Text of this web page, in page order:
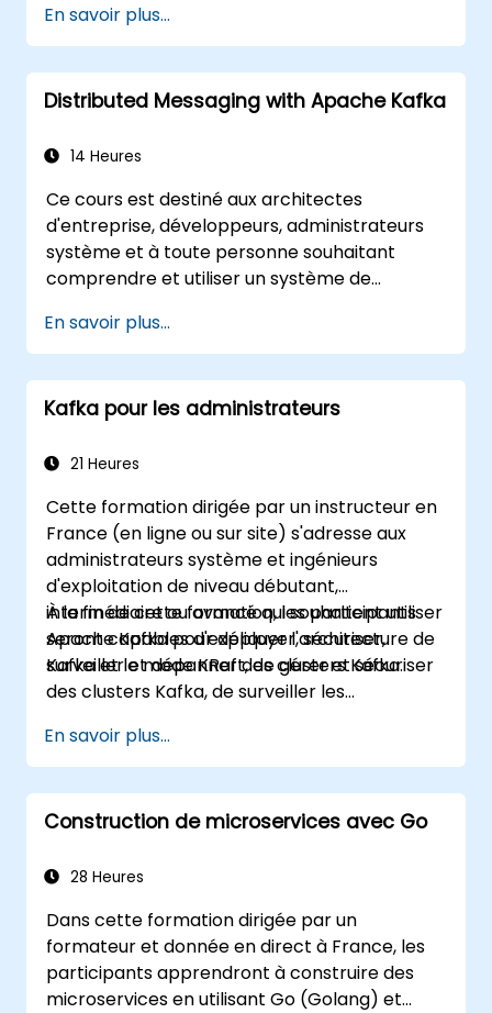
clustering, la haute disponibilité et le
dépannage d'IBM MQ 9.4 dans les
déploiements distribués.
En savoir plus...
Distributed Messaging with Apache Kafka
14 Heures
Ce cours est destiné aux architectes
d'entreprise, développeurs, administrateurs
système et à toute personne souhaitant
comprendre et utiliser un système de
des exigences plus spécifiques (par exemple,
uniquement la partie administration
système), ce cours peut être adapté pour
mieux répondre à vos besoins.
En savoir plus...
Kafka pour les administrateurs
21 Heures
Cette formation dirigée par un instructeur en
France (en ligne ou sur site) s'adresse aux
administrateurs système et ingénieurs
d'exploitation de niveau débutant,
intermédiaire ou avancé qui souhaitent utiliser
Apache Kafka pour déployer, sécuriser,
surveiller et dépanner des clusters Kafka.
À la fin de cette formation, les participants
seront capables d'expliquer l'architecture de
Kafka et le mode KRaft, de gérer et sécuriser
des clusters Kafka, de surveiller les
les problèmes courants en production.
En savoir plus...
Construction de microservices avec Go
28 Heures
Dans cette formation dirigée par un
formateur et donnée en direct à France, les
participants apprendront à construire des
microservices en utilisant Go (Golang) et